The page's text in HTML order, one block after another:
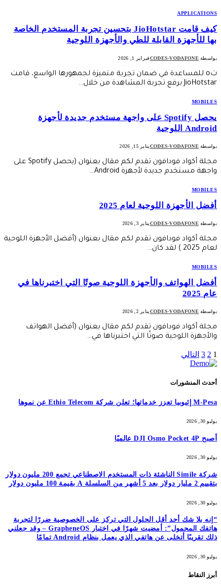
APPLICATIONS
كيف قامت JioHotstar بتحسين تجربة المستخدم الخاصة
بها للأجهزة القابلة للطي والأجهزة اللوحية
بواسطة CODES-VODAFONEفبراير 1, 2026
تo للمساعدة في ضمان تجربة متميزة لجمهورها الواسع، قامت
JioHotstar برفع تجربة المشاهدة من خلال…
MOBILES
يحصل Spotify على واجهة مستخدم جديدة لأجهزة
Android اللوحية
بواسطة CODES-VODAFONEيناير 15, 2026
مجلة أكواد فودافون تقدم لكم مقال بعنوان (يحصل Spotify على
واجهة مستخدم جديدة لأجهزة Android…
MOBILES
أفضل الأجهزة اللوحية لعام 2025
بواسطة CODES-VODAFONEيناير 3, 2026
مجلة أكواد فودافون تقدم لكم مقال بعنوان (أفضل الأجهزة اللوحية
لعام 2025 ) لقد كان…
MOBILES
أفضل الهواتف والأجهزة اللوحية صوتًا التي اختبرناها في
عام 2025
بواسطة CODES-VODAFONEيناير 2, 2026
مجلة أكواد فودافون تقدم لكم مقال بعنوان (أفضل الهواتف
والأجهزة اللوحية صوتًا التي اختبرناها في…
1
2
3 التالي
أحدث المنشورات
M-Pesa إثيوبيا تعزز خدماتها؛ تعلن شركة Ethio Telecom عن نموها
يوليو 30, 2026
أصبح DJI Osmo Pocket 4P عالميًا
يوليو 30, 2026
شركة Simile الناشئة ذات المستخدم الاصطناعي تجمع 200 مليون دولار
بتقييم 2 مليار دولار بعد 5 أشهر من السلسلة A بقيمة 100 مليون دولار
يوليو 30, 2026
“إنه بلا شك أحد أقل الحلول التي تركز على الخصوصية ضررًا لتجربة
هاتفك المحمول”: أمضيت شهرًا في اختبار GrapheneOS – وقد جعلني
ذلك تقريبًا أتخلى عن هاتفي الذي يعمل بنظام Android تمامًا
يوليو 30, 2026
أبرز النقاط